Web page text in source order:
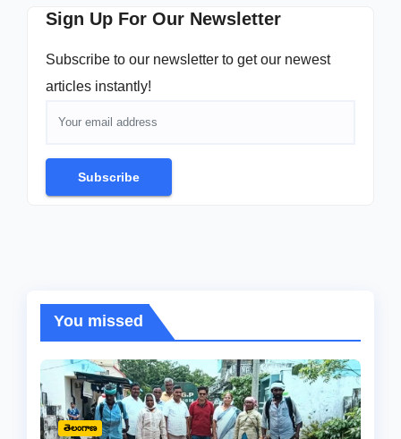
Sign Up For Our Newsletter
Subscribe to our newsletter to get our newest
articles instantly!
Subscribe
You missed
తెలంగాణ